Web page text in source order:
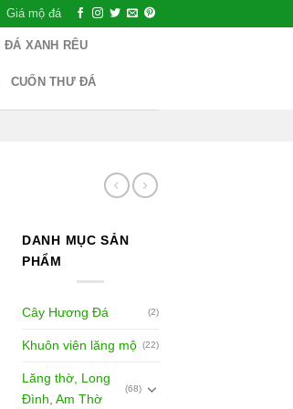
Giá mộ đá
ĐÁ XANH RÊU
CUỐN THƯ ĐÁ
DANH MỤC SẢN
PHẨM
Cây Hương Đá (2)
Khuôn viên lăng mộ (22)
Lăng thờ, Long
Đình, Am Thờ
(68)